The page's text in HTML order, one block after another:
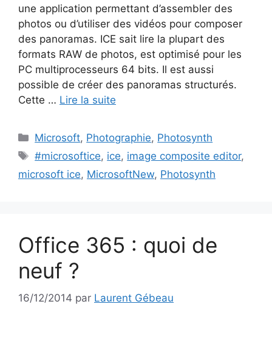
une application permettant d’assembler des
photos ou d’utiliser des vidéos pour composer
des panoramas. ICE sait lire la plupart des
formats RAW de photos, est optimisé pour les
PC multiprocesseurs 64 bits. Il est aussi
possible de créer des panoramas structurés.
Cette … Lire la suite
Catégories
Microsoft, Photographie, Photosynth
Étiquettes
#microsoftice, ice, image composite editor,
microsoft ice, MicrosoftNew, Photosynth
Office 365 : quoi de
neuf ?
16/12/2014 par Laurent Gébeau